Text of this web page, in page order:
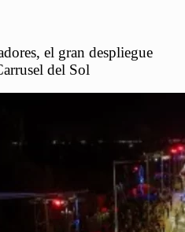
el gran despliegue
del Sol